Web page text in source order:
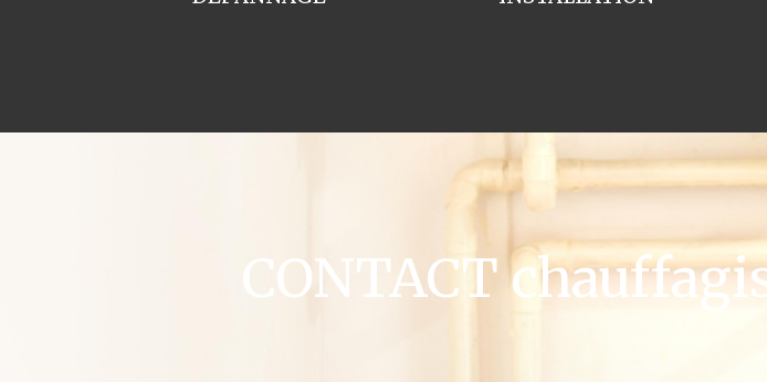
CONTACT